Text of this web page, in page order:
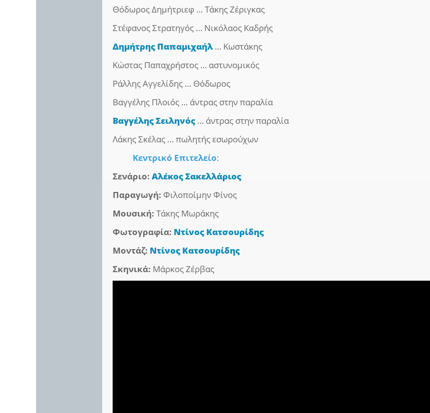
Θόδωρος Δημήτριεφ … Τάκης Ζέριγκας
Στέφανος Στρατηγός … Νικόλαος Καδρής
Δημήτρης Παπαμιχαήλ… Κωστάκης
Κώστας Παπαχρήστος … αστυνομικός
Ράλλης Αγγελίδης … Θόδωρος
Βαγγέλης Πλοιός … άντρας στην παραλία
Βαγγέλης Σειληνός … άντρας στην παραλία
Λάκης Σκέλας … πωλητής εσωρούχων
Κεντρικό Επιτελείο:
Σενάριο: Αλέκος Σακελλάριος
Παραγωγή: Φιλοποίμην Φίνος
Μουσική: Τάκης Μωράκης
Φωτογραφία: Ντίνος Κατσουρίδης
Μοντάζ: Ντίνος Κατσουρίδης
Σκηνικά: Μάρκος Ζέρβας